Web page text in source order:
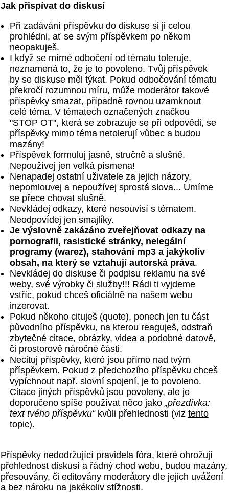
Jak přispívat do diskusí
Při zadávání příspěvku do diskuse si ji celou
prohlédni, ať se svým příspěvkem po někom
neopakuješ.
I když se mírné odbočení od tématu toleruje,
neznamená to, že je to povoleno. Tvůj příspěvek
by se diskuse měl týkat. Pokud odbočování tématu
překročí rozumnou míru, může moderátor takové
příspěvky smazat, případně rovnou uzamknout
celé téma. V tématech označených značkou
"STOP OT", která se zobrazuje se při odpovědi, se
příspěvky mimo téma netolerují vůbec a budou
mazány!
Příspěvek formuluj jasně, stručně a slušně.
Nepoužívej jen velká písmena!
Nenapadej ostatní uživatele za jejich názory,
nepomlouvej a nepoužívej sprostá slova... Umíme
se přece chovat slušně.
Nevkládej odkazy, které nesouvisí s tématem.
Neodpovídej jen smajlíky.
Je výslovně zakázáno zveřejňovat odkazy na
pornografii, rasistické stránky, nelegální
programy (warez), stahování mp3 a jakýkoliv
obsah, na který se vztahují autorská práva.
Nevkládej do diskuse či podpisu reklamu na své
weby, své výrobky či služby!!! Rádi ti vyjdeme
vstříc, pokud chceš oficiálně na našem webu
inzerovat.
Pokud někoho cituješ (quote), ponech jen tu část
původního příspěvku, na kterou reaguješ, odstraň
zbytečné citace, obrázky, videa a podobné datově,
či prostorově náročné části.
Necituj příspěvky, které jsou přímo nad tvým
příspěvkem. Pokud z předchozího příspěvku chceš
vypíchnout např. slovní spojení, je to povoleno.
Citace jiných příspěvků jsou povoleny, ale je
doporučeno spíše používat něco jako „přezdívka:
text tvého příspěvku“kvůli přehlednosti (viz tento
topic).
Příspěvky nedodržující pravidela fóra, které ohrožují
přehlednost diskusí a řádný chod webu, budou mazány,
přesouvány, či editovány moderátory dle jejich uvážení
a bez nároku na jakékoliv stížnosti.